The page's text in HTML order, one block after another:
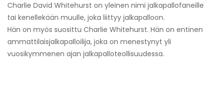
Charlie David Whitehurst on yleinen nimi jalkapallofaneille
tai kenellekään muulle, joka liittyy jalkapalloon.
Hän on myös suosittu Charlie Whitehurst. Hän on entinen
ammattilaisjalkapalloilija, joka on menestynyt yli
vuosikymmenen ajan jalkapalloteollisuudessa.